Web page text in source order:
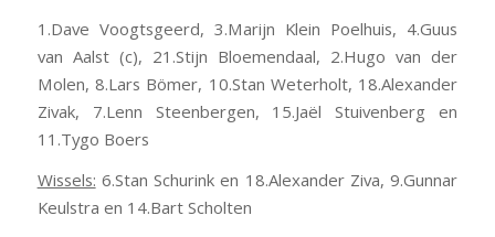
1.Dave Voogtsgeerd, 3.Marijn Klein Poelhuis, 4.Guus
van Aalst (c), 21.Stijn Bloemendaal, 2.Hugo van der
Molen, 8.Lars Bömer, 10.Stan Weterholt, 18.Alexander
Zivak, 7.Lenn Steenbergen, 15.Jaël Stuivenberg en
11.Tygo Boers
Wissels: 6.Stan Schurink en 18.Alexander Ziva, 9.Gunnar
Keulstra en 14.Bart Scholten